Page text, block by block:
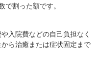
で割った額です。
入院費などの自己負担なく
ら治癒または症状固定まで